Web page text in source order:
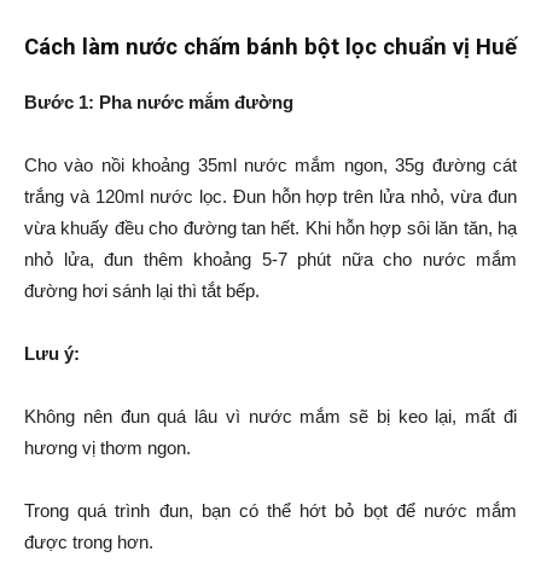
Cách làm nước chấm bánh bột lọc chuẩn vị Huế
Bước 1: Pha nước mắm đường
Cho vào nồi khoảng 35ml nước mắm ngon, 35g đường cát
trắng và 120ml nước lọc. Đun hỗn hợp trên lửa nhỏ, vừa đun
vừa khuấy đều cho đường tan hết. Khi hỗn hợp sôi lăn tăn, hạ
nhỏ lửa, đun thêm khoảng 5-7 phút nữa cho nước mắm
đường hơi sánh lại thì tắt bếp.
Lưu ý:
Không nên đun quá lâu vì nước mắm sẽ bị keo lại, mất đi
hương vị thơm ngon.
Trong quá trình đun, bạn có thể hớt bỏ bọt để nước mắm
được trong hơn.